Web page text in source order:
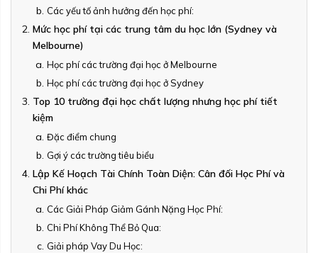
Các yếu tố ảnh hưởng đến học phí:
Mức học phí tại các trung tâm du học lớn (Sydney và
Melbourne)
Học phí các trường đại học ở Melbourne
Học phí các trường đại học ở Sydney
Top 10 trường đại học chất lượng nhưng học phí tiết
kiệm
Đặc điểm chung
Gợi ý các trường tiêu biểu
Lập Kế Hoạch Tài Chính Toàn Diện: Cân đối Học Phí và
Chi Phí khác
Các Giải Pháp Giảm Gánh Nặng Học Phí:
Chi Phí Không Thể Bỏ Qua:
Giải pháp Vay Du Học: